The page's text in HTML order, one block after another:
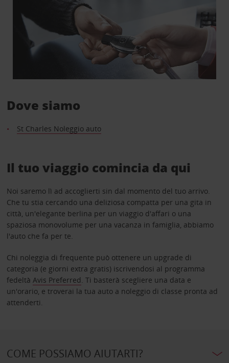
Dove siamo
St Charles Noleggio auto
Il tuo viaggio comincia da qui
Noi saremo lì ad accoglierti sin dal momento del tuo arrivo.
Che tu stia cercando una deliziosa compatta per una gita in
città, un'elegante berlina per un viaggio d'affari o una
spaziosa monovolume per una vacanza in famiglia, abbiamo
l'auto che fa per te.
Chi noleggia di frequente può ottenere un upgrade di
categoria (e giorni extra gratis) iscrivendosi al programma
fedeltà Avis Preferred. Ti basterà scegliere una data e
un'orario, e troverai la tua auto a noleggio di classe pronta ad
attenderti.
COME POSSIAMO AIUTARTI?